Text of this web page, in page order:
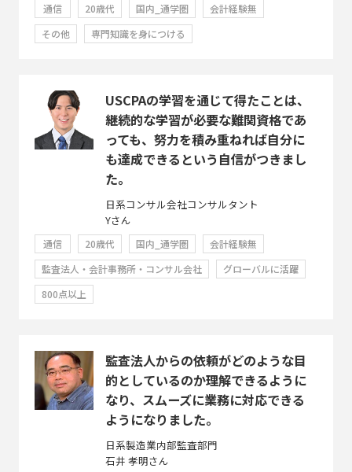
通信 20歳代 国内_通学圏
会計経験無
その他
専門知識を身につける
USCPAの学習を通じて得たことは、
継続的な学習が必要な難関資格であ
っても、努力を積み重ねれば自分に
も達成できるという自信がつきまし
た。
日系コンサル会社コンサルタント
Yさん
通信 20歳代 国内_通学圏
会計経験無
監査法人・会計事務所・コンサル会社
グローバルに活躍
800点以上
監査法人からの依頼がどのような目
的としているのか理解できるように
なり、スムーズに業務に対応できる
ようになりました。
日系製造業内部監査部門
石井 孝明さん